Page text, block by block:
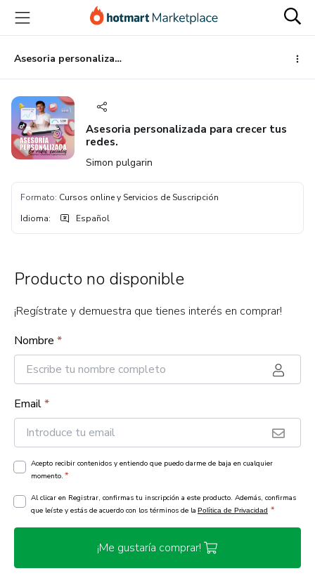
principal
página
de
página
Asesoria personalizada para crecer tus redes.
Asesoria personalizada para crecer tus
redes.
Simon pulgarin
Formato: Cursos online y Servicios de Suscripción
Idioma: Español
Producto no disponible
¡Regístrate y demuestra que tienes interés en comprar!
Nombre *
Email*
Acepto recibir contenidos y entiendo que puedo darme de baja en cualquier
momento. *
Al clicar en Registrar, confirmas tu inscripción a este producto. Además, confirmas
que leíste y estás de acuerdo con los términos de la Política de Privacidad *
¡Me gustaría comprar!